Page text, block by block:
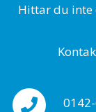
Hittar du inte